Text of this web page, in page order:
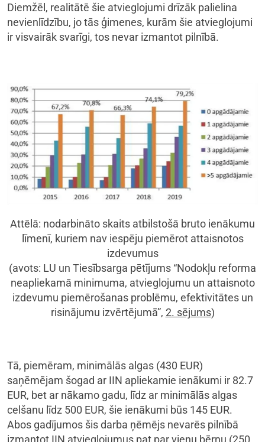
Diemžēl, realitātē šie atvieglojumi drīzāk palielina
nevienlīdzību, jo tās ģimenes, kurām šie atvieglojumi
ir visvairāk svarīgi, tos nevar izmantot pilnībā.
Attēlā: nodarbināto skaits atbilstošā bruto ienākumu
līmenī, kuriem nav iespēju piemērot attaisnotos
izdevumus
(avots: LU un Tiesībsarga pētījums “Nodokļu reforma
neapliekamā minimuma, atvieglojumu un attaisnoto
izdevumu piemērošanas problēmu, efektivitātes un
risinājumu izvērtējumā”, 2. sējums)
Tā, piemēram, minimālās algas (430 EUR)
saņēmējam šogad ar IIN apliekamie ienākumi ir 82.7
EUR, bet ar nākamo gadu, līdz ar minimālās algas
celšanu līdz 500 EUR, šie ienākumi būs 145 EUR.
Abos gadījumos šis darba ņēmējs nevarēs pilnībā
izmantot IIN atvieglojumus pat par vienu bērnu (250